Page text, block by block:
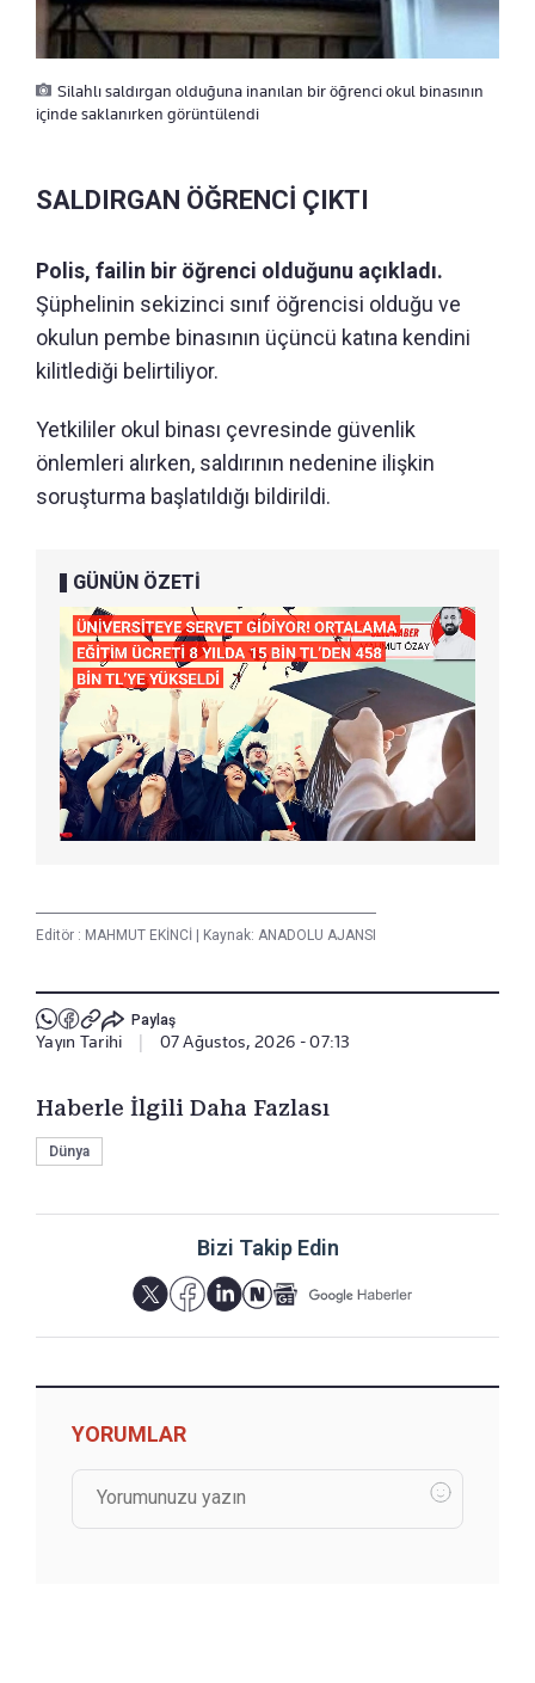
Silahlı saldırgan olduğuna inanılan bir öğrenci okul binasının
içinde saklanırken görüntülendi
SALDIRGAN ÖĞRENCİ ÇIKTI
Polis, failin bir öğrenci olduğunu açıkladı.
Şüphelinin sekizinci sınıf öğrencisi olduğu ve
okulun pembe binasının üçüncü katına kendini
kilitlediği belirtiliyor.
Yetkililer okul binası çevresinde güvenlik
önlemleri alırken, saldırının nedenine ilişkin
soruşturma başlatıldığı bildirildi.
GÜNÜN ÖZETİ
Editör : MAHMUT EKİNCİ Kaynak: ANADOLU AJANSI
Paylaş
Yayın Tarihi 07 Ağustos, 2026 - 07:13
Haberle İlgili Daha Fazlası
Dünya
Bizi Takip Edin
YORUMLAR